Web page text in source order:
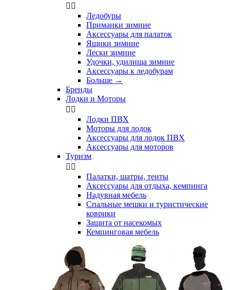
 
Ледобуры
Приманки зимние
Аксессуары для палаток
Ящики зимние
Лески зимние
Удочки, удилища зимние
Аксессуары к ледобурам
Больше →
Бренды
Лодки и Моторы
 
Лодки ПВХ
Моторы для лодок
Аксессуары для лодок ПВХ
Аксессуары для моторов
Туризм
 
Палатки, шатры, тенты
Аксессуары для отдыха, кемпинга
Надувная мебель
Спальные мешки и туристические
коврики
Защита от насекомых
Кемпинговая мебель